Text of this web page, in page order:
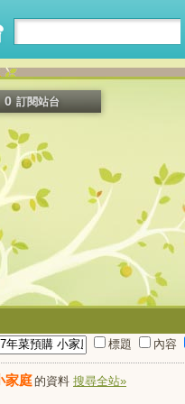
0 訂閱站台
標題 內容
家庭 的資料 搜尋全站»